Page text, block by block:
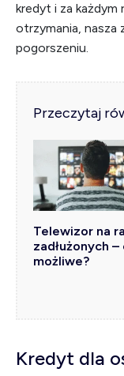
kredyt i za
otrzymania, nasza
pogorszeniu.
Przeczytaj
Telewizor na
zadłużonych
możliwe?
Kredyt dla